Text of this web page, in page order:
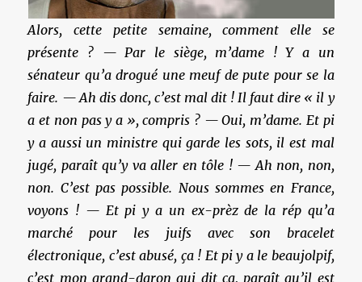
Alors, cette petite semaine, comment elle se
présente ? — Par le siège, m’dame ! Y a un
sénateur qu’a drogué une meuf de pute pour se la
faire. — Ah dis donc, c’est mal dit ! Il faut dire « il y
a et non pas y a », compris ? — Oui, m’dame. Et pi
y a aussi un ministre qui garde les sots, il est mal
jugé, paraît qu’y va aller en tôle ! — Ah non, non,
non. C’est pas possible. Nous sommes en France,
voyons ! — Et pi y a un ex-prèz de la rép qu’a
marché pour les juifs avec son bracelet
électronique, c’est abusé, ça ! Et pi y a le beaujolpif,
c’est mon grand-daron qui dit ça, paraît qu’il est